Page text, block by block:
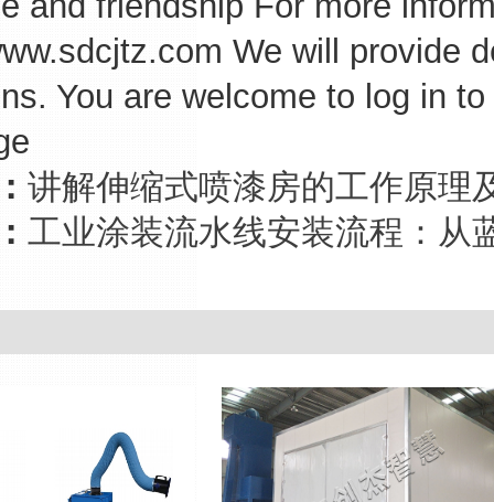
We will provide
You are welcome to log in
讲解伸缩式喷漆房的工作原理
工业涂装流水线安装流程：从